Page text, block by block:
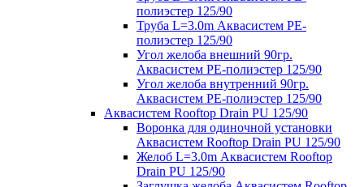
полиэстер 125/90
Труба L=3.0m Аквасистем PE-
полиэстер 125/90
Угол желоба внешний 90гр.
Аквасистем PE-полиэстер 125/90
Угол желоба внутренний 90гр.
Аквасистем PE-полиэстер 125/90
Аквасистем Rooftop Drain PU 125/90
Воронка для одиночной установки
Аквасистем Rooftop Drain PU 125/90
Желоб L=3.0m Аквасистем Rooftop
Drain PU 125/90